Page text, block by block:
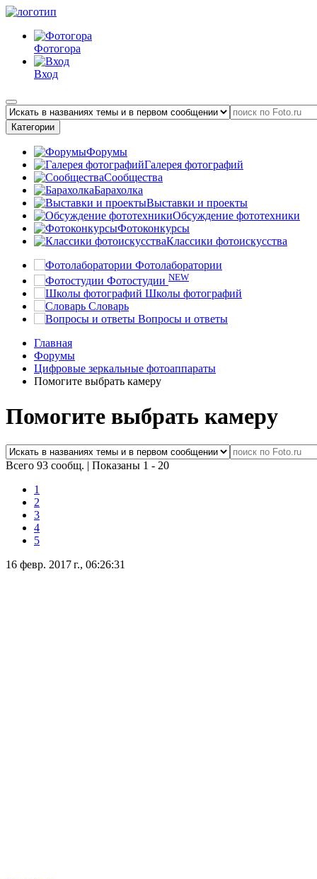
Фотогора
Вход
Категории
Форумы
Галерея фотографий
Сообщества
Барахолка
Выставки и проекты
Обсуждение фототехники
Фотоконкурсы
Классики фотоискусства
Фотолаборатории
Фотостудии NEW
Школы фотографий
Словарь
Вопросы и ответы
Главная
Форумы
Цифровые зеркальные фотоаппараты
Помогите выбрать камеру
Помогите выбрать камеру
Всего 93 сообщ. | Показаны 1 - 20
1
2
3
4
5
16 февр. 2017 г., 06:26:31